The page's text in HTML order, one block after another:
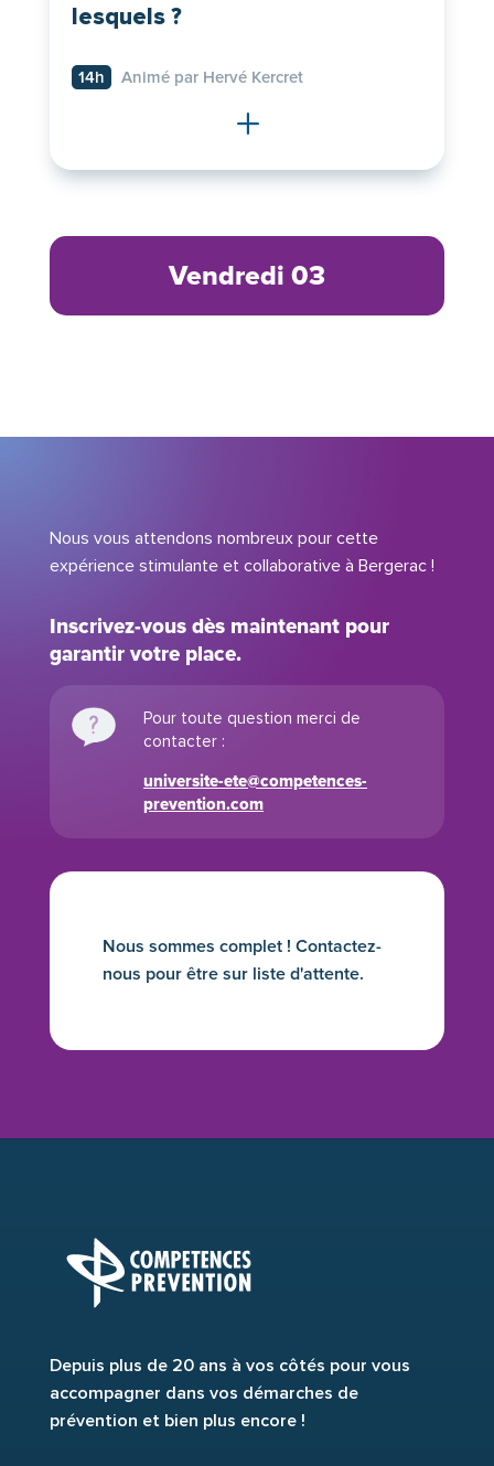
lesquels ?
14h Animé par Hervé Kercret
L
Vendredi 03
Nous vous attendons nombreux pour cette
expérience stimulante et collaborative à Bergerac !
Inscrivez-vous dès maintenant pour
garantir votre place.
Pour toute question merci de
contacter :
universite-ete@competences-
prevention.com
Nous sommes complet ! Contactez-
nous pour être sur liste d'attente.
Depuis plus de 20 ans à vos côtés pour vous
accompagner dans vos démarches de
prévention et bien plus encore !